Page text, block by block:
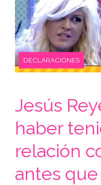
DECLARACIONES
Jesús
haber
relación
antes